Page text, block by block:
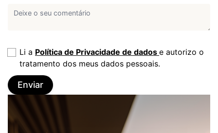
Li a Política de Privacidade de dados e autorizo o
tratamento dos meus dados pessoais.
Enviar